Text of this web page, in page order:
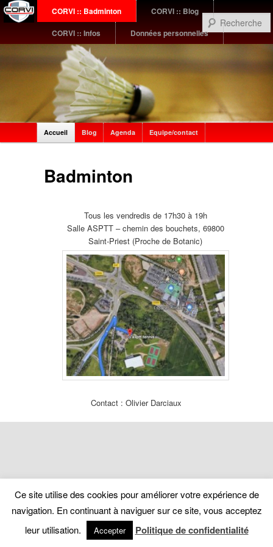
Menu
principal
Aller
contenu
Aller
contenu
secondaire
CORVI :: Badminton
CORVI :: Blog
CORVI :: Infos
Données personnelles
menu
Accueil Blog Agenda Equipe/contact
Badminton
Tous les vendredis de 17h30 à 19h
Salle ASPTT – chemin des bouchets, 69800
Saint-Priest (Proche de Botanic)
Contact : Olivier Darciaux
Ce site utilise des cookies pour améliorer votre expérience de
navigation. En continuant à naviguer sur ce site, vous acceptez
leur utilisation.
Accepter Politique de confidentialité